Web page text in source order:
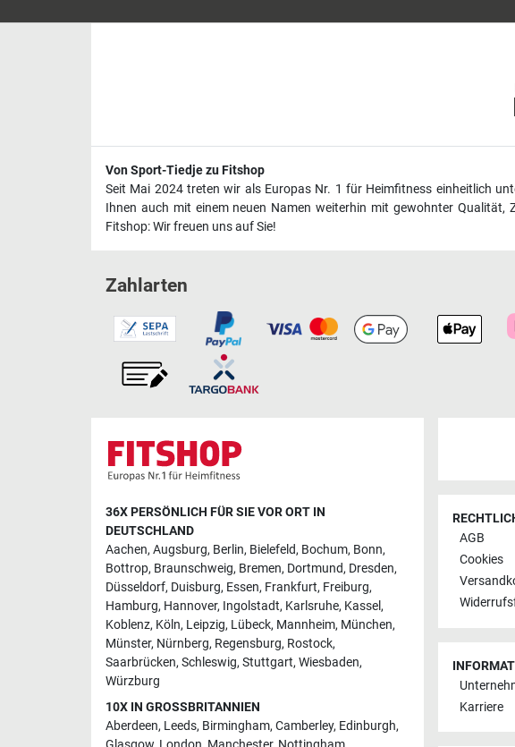
Von Sport-Tiedje zu Fitshop
Seit Mai 2024 treten wir als Europas Nr. 1 für Heimfitness einheitlich
Ihnen auch mit einem neuen Namen weiterhin mit gewohnter Qualität,
Fitshop: Wir freuen uns auf Sie!
Zahlarten
36X PERSÖNLICH FÜR SIE VOR ORT IN
DEUTSCHLAND
Aachen, Augsburg, Berlin, Bielefeld, Bochum, Bonn,
Bottrop, Braunschweig, Bremen, Dortmund, Dresden,
Düsseldorf, Duisburg, Essen, Frankfurt, Freiburg,
Hamburg, Hannover, Ingolstadt, Karlsruhe, Kassel,
Koblenz, Köln, Leipzig, Lübeck, Mannheim, München,
Münster, Nürnberg, Regensburg, Rostock,
Saarbrücken, Schleswig, Stuttgart, Wiesbaden,
Würzburg
10X IN GROSSBRITANNIEN
Aberdeen, Leeds, Birmingham, Camberley, Edinburgh,
AGB
Cookies
Karriere